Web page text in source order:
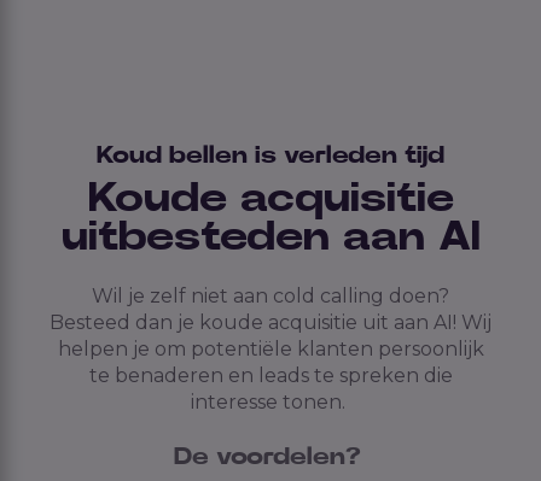
Koud bellen is verleden tijd
Koude acquisitie
uitbesteden aan AI
Wil je zelf niet aan cold calling doen?
Besteed dan je koude acquisitie uit aan AI! Wij
helpen je om potentiële klanten persoonlijk
te benaderen en leads te spreken die
interesse tonen.
De voordelen?